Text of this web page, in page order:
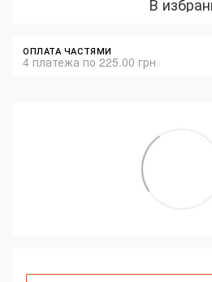
ОПЛАТА ЧАСТЯМИ
4 платежа по 225.00 грн